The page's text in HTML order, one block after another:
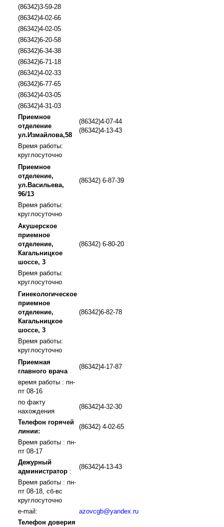
(86342)3-59-28
(86342)4-02-66
(86342)4-02-05
(86342)6-20-58
(86342)6-34-38
(86342)6-71-18
(86342)4-02-33
(86342)6-77-65
(86342)4-03-05
(86342)4-31-03
Приемное
отделение
ул.Измайлова,58
(86342)4-07-44
(86342)4-13-43
Время работы:
круглосуточно
Приемное
отделение,
ул.Васильева,
96/13
(86342) 6-87-39
Время работы:
круглосуточно
Акушерское
приемное
отделение,
Кагальницкое
шоссе, 3
(86342) 6-80-20
Время работы:
круглосуточно
Гинекологическое
приемное
отделение,
Кагальницкое
шоссе, 3
(86342)6-82-78
Время работы:
круглосуточно
Приемная
главного врача
(86342)4-17-87
время работы : пн-
пт 08-16
по факту
нахождения
(86342)4-32-30
Телефон горячей
линии:
(86342) 4-02-65
Время работы : пн-
пт 08-17
Дежурный
администратор :
(86342)4-13-43
Время работы : пн-
пт 08-18, сб-вс
круглосуточно
e-mail:
azovcgb@yandex.ru
Телефон доверия